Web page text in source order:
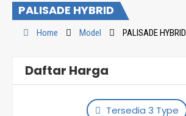
PALISADE HYBRID
Home Model PALISADE HYBRID
Daftar Harga
Tersedia 3 Type